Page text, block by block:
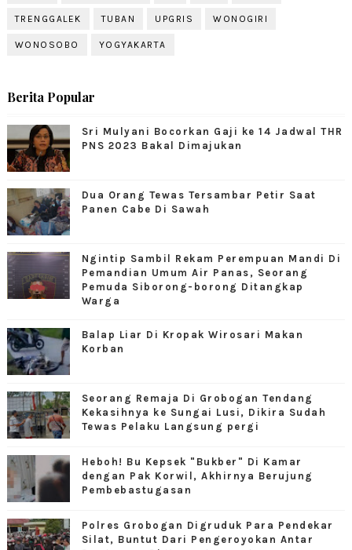
TRENGGALEK TUBAN UPGRIS WONOGIRI
WONOSOBO YOGYAKARTA
Berita Popular
Sri Mulyani Bocorkan Gaji ke 14 Jadwal THR
PNS 2023 Bakal Dimajukan
Dua Orang Tewas Tersambar Petir Saat
Panen Cabe Di Sawah
Ngintip Sambil Rekam Perempuan Mandi Di
Pemandian Umum Air Panas, Seorang
Pemuda Siborong-borong Ditangkap
Warga
Balap Liar Di Kropak Wirosari Makan
Korban
Seorang Remaja Di Grobogan Tendang
Kekasihnya ke Sungai Lusi, Dikira Sudah
Tewas Pelaku Langsung pergi
Heboh! Bu Kepsek "Bukber" Di Kamar
dengan Pak Korwil, Akhirnya Berujung
Pembebastugasan
Polres Grobogan Digruduk Para Pendekar
Silat, Buntut Dari Pengeroyokan Antar